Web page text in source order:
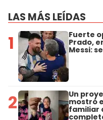
LAS MÁS LEÍDAS
1 Fuerte
Prado,
Messi:
2 Un
mostró
familiar